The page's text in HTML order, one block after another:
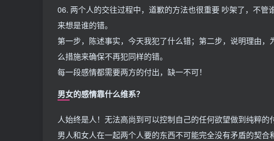
06. 两个人的交往过程中，道歉的方法也很重要 吵架了，不
来想是谁的错。
第一步，陈述事实，今天我犯了什么错；第二步，说明理由
么措施来确保不再犯同样的错。
每一段感情都需要两方的付出，缺一不可！
男女的感情靠什么维系？
人始终是人！无法高尚到可以控制自己的任何欲望做到纯粹的
男人和女人在一起两个人要的东西不可能完全没有矛盾的契合